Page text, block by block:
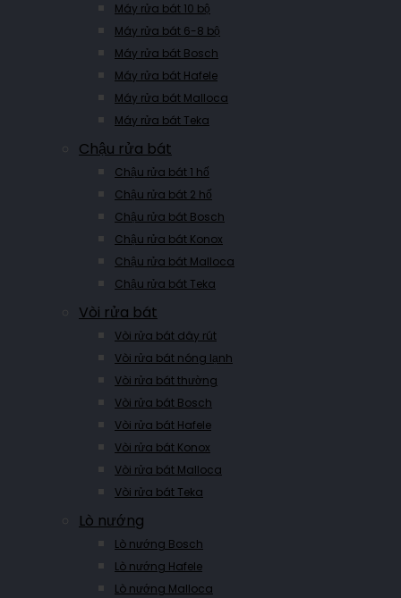
Máy rửa bát 10 bộ
Máy rửa bát 6-8 bộ
Máy rửa bát Bosch
Máy rửa bát Hafele
Máy rửa bát Malloca
Máy rửa bát Teka
Chậu rửa bát
Chậu rửa bát 1 hố
Chậu rửa bát 2 hố
Chậu rửa bát Bosch
Chậu rửa bát Konox
Chậu rửa bát Malloca
Chậu rửa bát Teka
Vòi rửa bát
Vòi rửa bát dây rút
Vòi rửa bát nóng lạnh
Vòi rửa bát thường
Vòi rửa bát Bosch
Vòi rửa bát Hafele
Vòi rửa bát Konox
Vòi rửa bát Malloca
Vòi rửa bát Teka
Lò nướng
Lò nướng Bosch
Lò nướng Hafele
Lò nướng Malloca